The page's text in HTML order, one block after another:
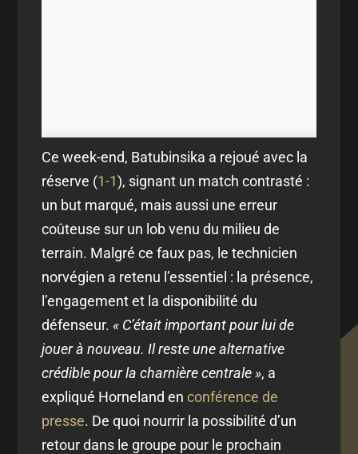
Ce week-end, Batubinsika a rejoué avec la
réserve (1-1), signant un match contrasté :
un but marqué, mais aussi une erreur
coûteuse sur un lob venu du milieu de
terrain. Malgré ce faux pas, le technicien
norvégien a retenu l’essentiel : la présence,
l’engagement et la disponibilité du
défenseur.« C’était important pour lui de
jouer à nouveau. Il reste une alternative
crédible pour la charnière centrale », a
expliqué Horneland enconférence de
presse. De quoi nourrir la possibilité d’un
retour dans le groupe pour le prochain